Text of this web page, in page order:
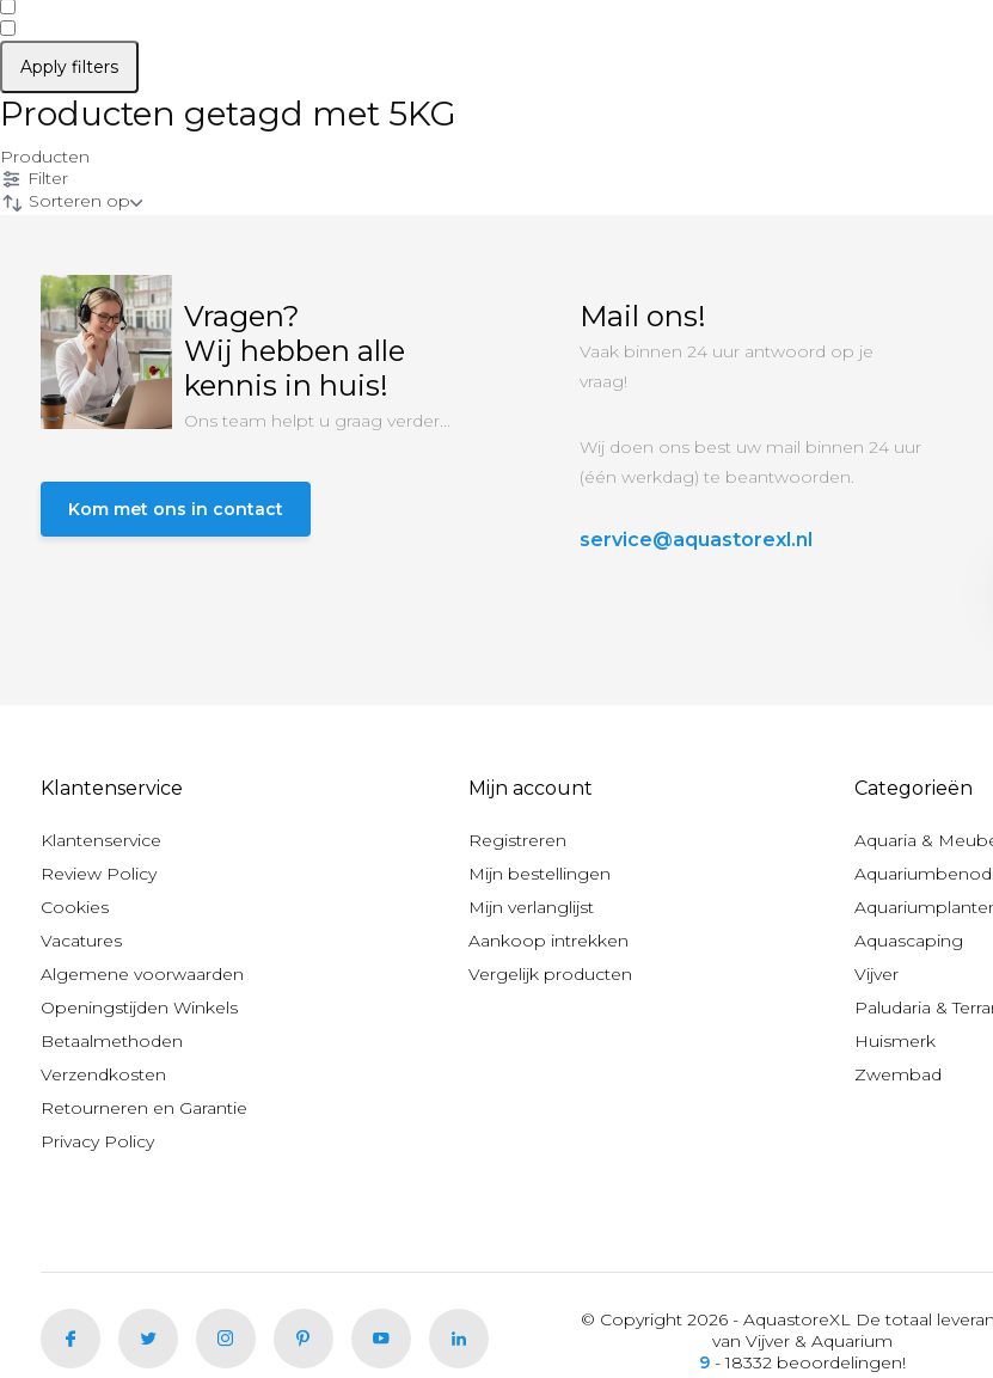
Apply filters
Producten getagd met 5KG
Producten
Filter
Sorteren op
Vragen?
Wij hebben alle
kennis in huis!
Ons team helpt u graag verder...
Kom met ons in contact
Mail ons!
Vaak binnen 24 uur antwoord op je
vraag!
Wij doen ons best uw mail binnen 24 uur
(één werkdag) te beantwoorden.
service@aquastorexl.nl
Klantenservice
Klantenservice
Review Policy
Cookies
Vacatures
Algemene voorwaarden
Openingstijden Winkels
Betaalmethoden
Verzendkosten
Retourneren en Garantie
Privacy Policy
Mijn account
Registreren
Mijn bestellingen
Mijn verlanglijst
Aankoop intrekken
Vergelijk producten
Categorieën
Aquaria &
Aquascaping
Vijver
Paludaria &
Huismerk
Zwembad
© Copyright 2026 - AquastoreXL De totaal
van Vijver & Aquarium
9 - 18332 beoordelingen!